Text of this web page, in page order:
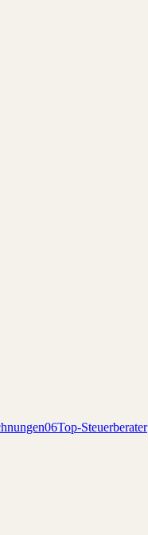
06Top-Steuerberater